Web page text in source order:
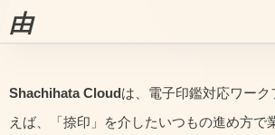
由
Shachihata Cloudは、電子印鑑対応ワー
えば、「捺印」を介したいつもの進め方で